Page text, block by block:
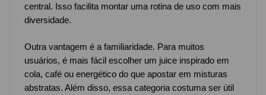
central. Isso facilita montar uma rotina de uso com mais
diversidade.
Outra vantagem é a familiaridade. Para muitos
usuários, é mais fácil escolher um juice inspirado em
cola, café ou energético do que apostar em misturas
abstratas. Além disso, essa categoria costuma ser útil